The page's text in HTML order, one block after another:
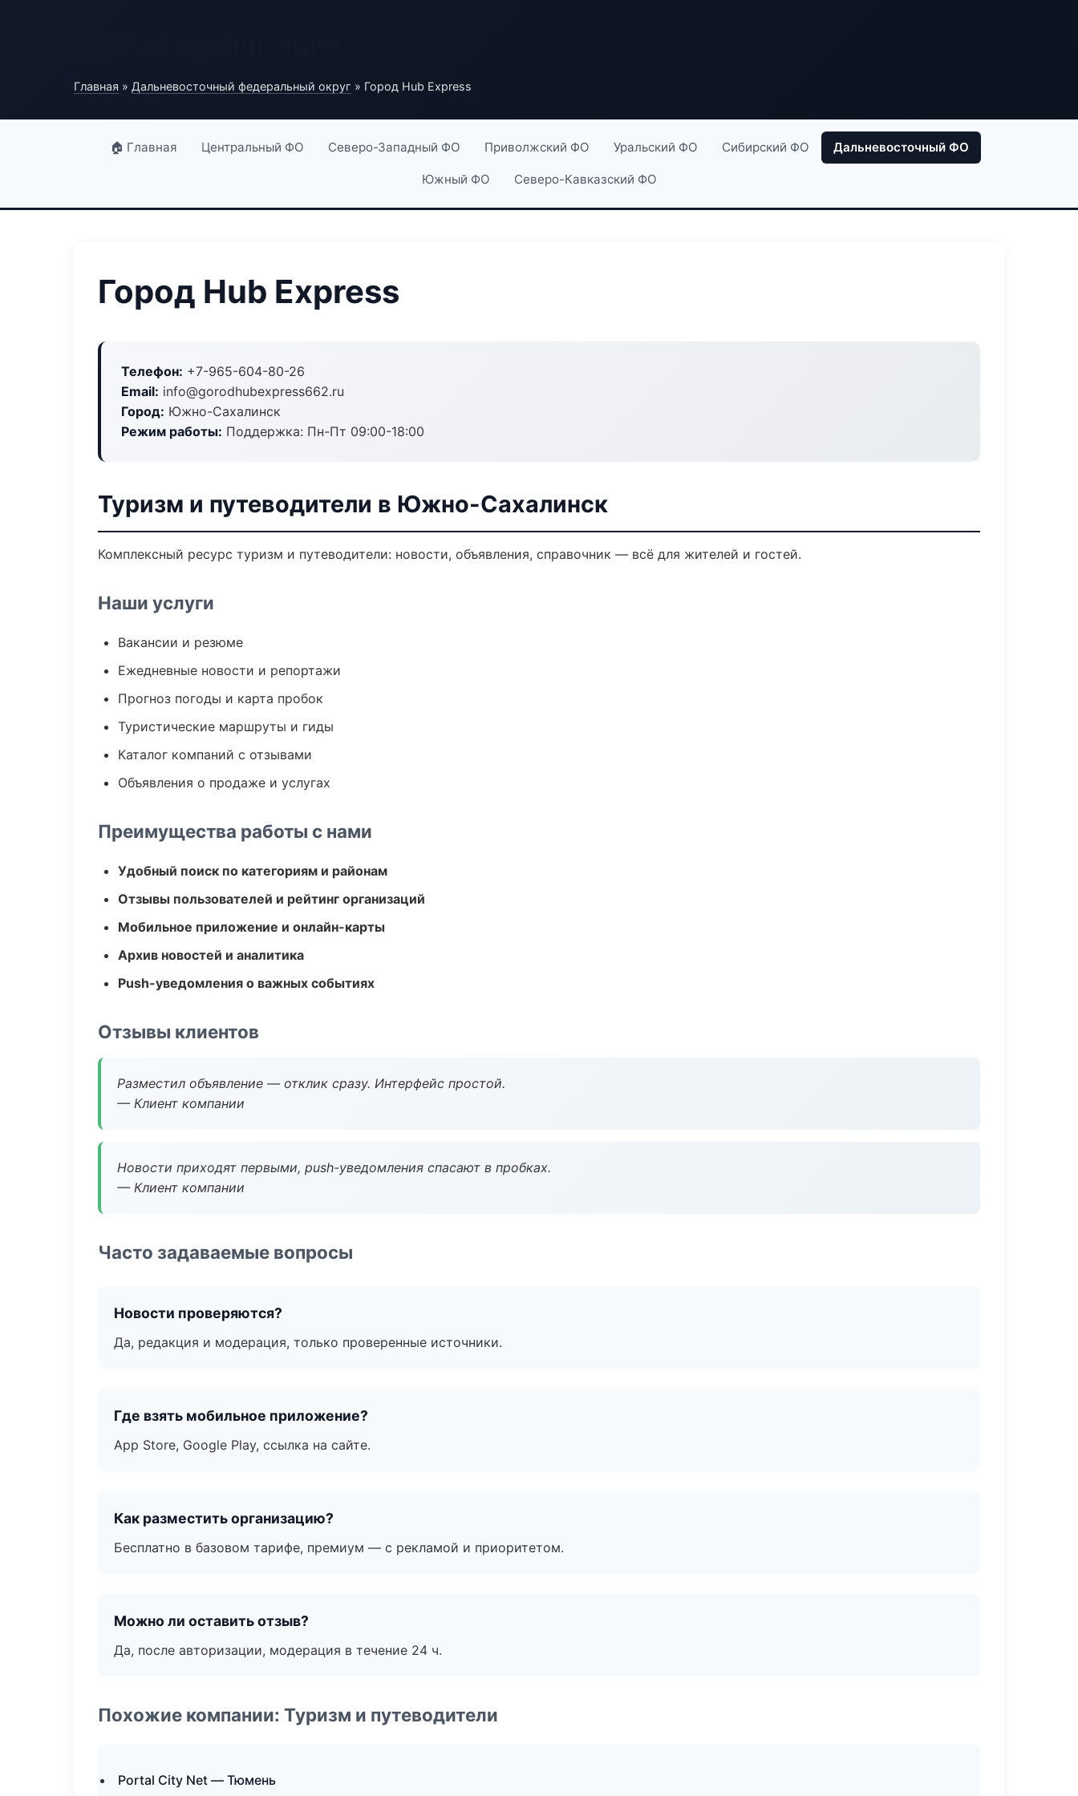
Главная » Дальневосточный федеральный округ » Город Hub Express
🏠 Главная Центральный ФО Северо-Западный ФО Приволжский ФО Уральский ФО Сибирский ФО Дальневосточный ФО
Южный ФО Северо-Кавказский ФО
Город Hub Express
Телефон: +7-965-604-80-26
Email: info@gorodhubexpress662.ru
Город: Южно-Сахалинск
Режим работы: Поддержка: Пн-Пт 09:00-18:00
Туризм и путеводители в Южно-Сахалинск
Комплексный ресурс туризм и путеводители: новости, объявления, справочник — всё для жителей и гостей.
Наши услуги
Вакансии и резюме
Ежедневные новости и репортажи
Прогноз погоды и карта пробок
Туристические маршруты и гиды
Каталог компаний с отзывами
Объявления о продаже и услугах
Преимущества работы с нами
Удобный поиск по категориям и районам
Отзывы пользователей и рейтинг организаций
Мобильное приложение и онлайн-карты
Архив новостей и аналитика
Push-уведомления о важных событиях
Отзывы клиентов
Разместил объявление — отклик сразу. Интерфейс простой.
— Клиент компании
Новости приходят первыми, push-уведомления спасают в пробках.
— Клиент компании
Часто задаваемые вопросы
Новости проверяются?
Да, редакция и модерация, только проверенные источники.
Где взять мобильное приложение?
App Store, Google Play, ссылка на сайте.
Как разместить организацию?
Бесплатно в базовом тарифе, премиум — с рекламой и приоритетом.
Можно ли оставить отзыв?
Да, после авторизации, модерация в течение 24 ч.
Похожие компании: Туризм и путеводители
Portal City Net — Тюмень